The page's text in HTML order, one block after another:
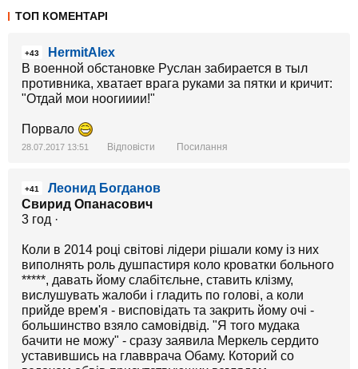
ТОП КОМЕНТАРІ
+43
HermitAlex
В военной обстановке Руслан забирается в тыл
противника, хватает врага руками за пятки и кричит:
"Отдай мои ноогииии!"
Порвало
28.07.2017 13:51 Відповісти Посилання
+41
Леонид Богданов
Свирид Опанасович
3 год ·
Коли в 2014 році світові лідери рішали кому із них
виполнять роль душпастиря коло кроватки больного
*****, давать йому слабітєльне, ставить клізму,
вислушувать жалоби і гладить по голові, а коли
прийде врем'я - висповідать та закрить йому очі -
большинство взяло самовідвід. "Я того мудака
бачити не можу" - сразу заявила Меркель сердито
уставившись на главврача Обаму. Которий со